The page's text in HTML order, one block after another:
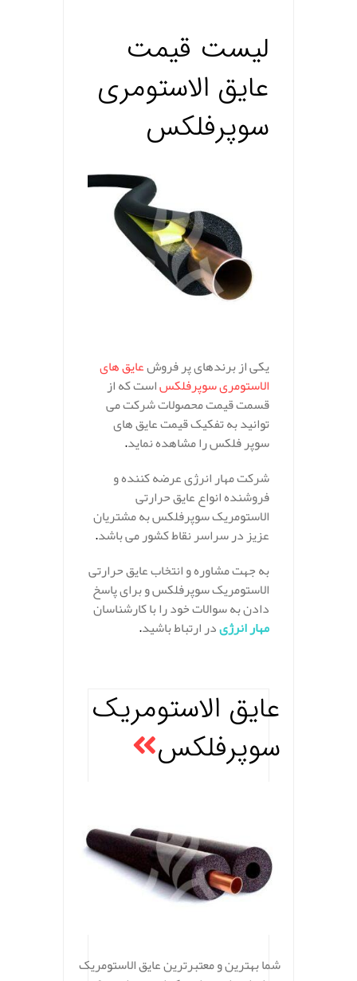
لیست قیمت
عایق الاستومری
سوپرفلکس
یکی از برندهای پر فروشعایق های
الاستومری سوپرفلکساست که از
قسمت قیمت محصولات شرکت می
توانید به تفکیک قیمت عایق های
سوپر فلکس را مشاهده نماید.
شرکت مهار انرژی عرضه کننده و
فروشنده انواع عایق حرارتی
الاستومریک سوپرفلکس به مشتریان
عزیز در سراسر نقاط کشور می باشد.
به جهت مشاوره و انتخاب عایق حرارتی
الاستومریک سوپرفلکس و برای پاسخ
دادن به سوالات خود را با کارشناسان
مهار انرژیدر ارتباط باشید.
عایق الاستومریک
سوپرفلکس
شما بهترین و معتبرترین عایق الاستومریک